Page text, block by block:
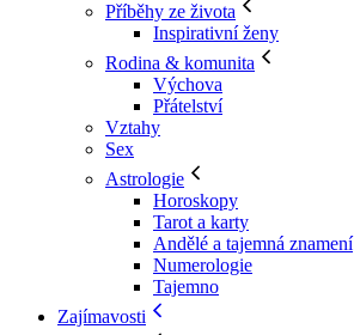
Příběhy ze života
Inspirativní ženy
Rodina & komunita
Výchova
Přátelství
Vztahy
Sex
Astrologie
Horoskopy
Tarot a karty
Andělé a tajemná znamení
Numerologie
Tajemno
Zajímavosti